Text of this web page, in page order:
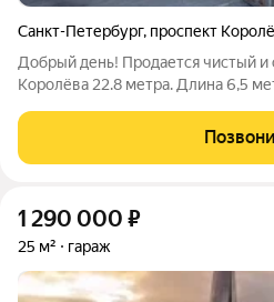
Санкт-Петербург, проспект
Добрый день! Продается чистый и
Королёва 22.8 метра. Длина 6,5
фотографии полностью
ПРО ДОКУМЕНТЫ Один
1 290 000 ₽
25 м² гараж